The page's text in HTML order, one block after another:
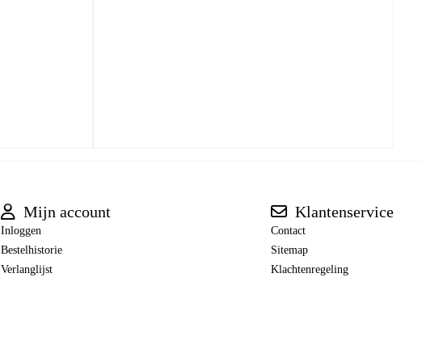
Mijn account
Inloggen
Bestelhistorie
Verlanglijst
Klantenservice
Contact
Sitemap
Klachtenregeling